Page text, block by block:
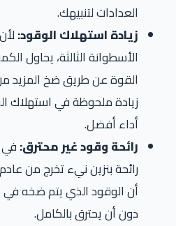
العدادات لتنبيهك.
زيادة استهلاك الوقود:
الأسطوانة الثالثة، يحاول
القوة عن طريق ضخ المزيد
زيادة ملحوظة في استهلاك
أداء أفضل.
رائحة وقود غير محترق:
رائحة بنزين نيء تخرج من
دون أن يحترق بالكامل.